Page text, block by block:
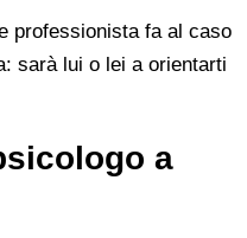
professionista fa al caso
sarà lui o lei a orientarti
a